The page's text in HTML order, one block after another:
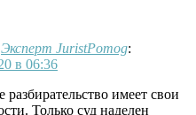
Эксперт JuristPomog:
в 06:36
разбирательство имеет свои
Только суд наделен